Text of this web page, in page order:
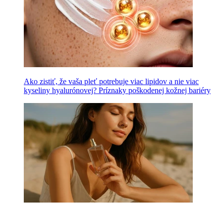
Ako zistiť, že vaša pleť potrebuje viac lipidov a nie viac
kyseliny hyalurónovej? Príznaky poškodenej kožnej bariéry